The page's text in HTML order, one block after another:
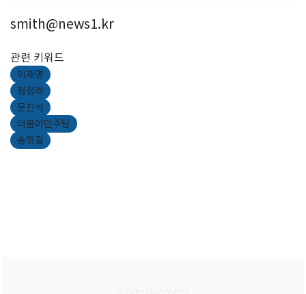
smith@news1.kr
관련 키워드
이재명
정청래
문진석
더불어민주당
송영길